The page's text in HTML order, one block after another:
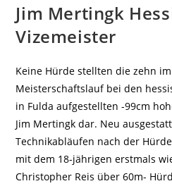
Jim Mertingk
Vizemeister
Keine Hürde stellten die zehn
Meisterschaftslauf bei den
in Fulda aufgestellten -99cm
Jim Mertingk dar. Neu
Technikabläufen nach der
mit dem 18-jährigen erstmals
Christopher Reis über 60m-